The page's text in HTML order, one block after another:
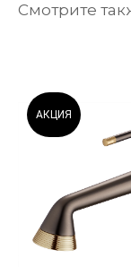
Смотрите
АКЦИЯ